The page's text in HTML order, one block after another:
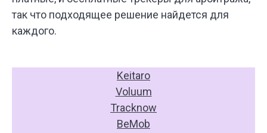
так что подходящее решение найдется для
каждого.
Keitaro
Voluum
Tracknow
BeMob